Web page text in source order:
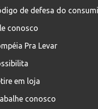
de defesa do
conosco
Pra Levar
em loja
conosco